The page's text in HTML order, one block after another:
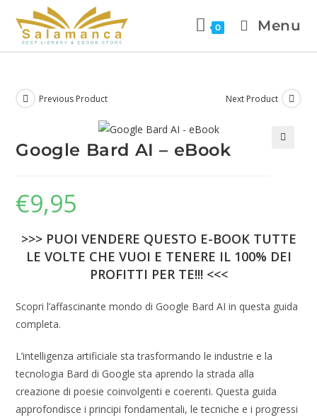
0 Menu
Previous Product Next Product
Google Bard AI – eBook
€9,95
>>> PUOI VENDERE QUESTO E-BOOK TUTTE
LE VOLTE CHE VUOI E TENERE IL 100% DEI
PROFITTI PER TE!!! <<<
Scopri l’affascinante mondo di Google Bard AI in questa guida
completa.
L’intelligenza artificiale sta trasformando le industrie e la
tecnologia Bard di Google sta aprendo la strada alla
creazione di poesie coinvolgenti e coerenti. Questa guida
approfondisce i principi fondamentali, le tecniche e i progressi